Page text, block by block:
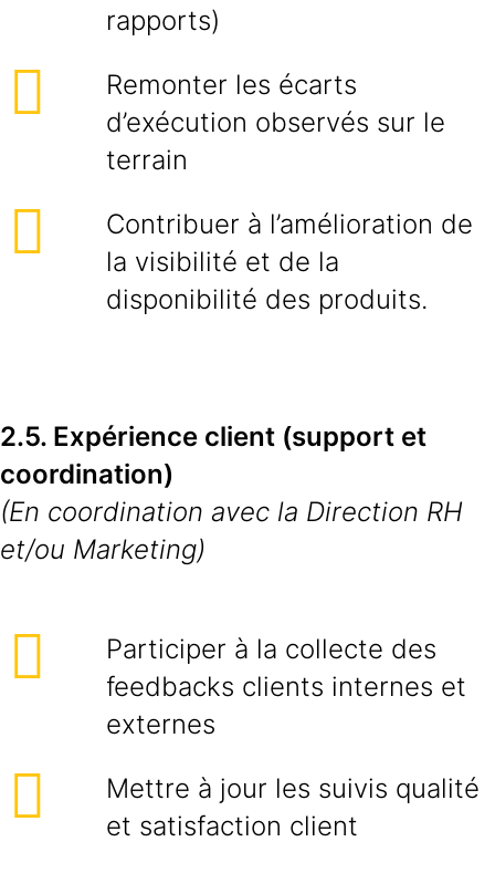
rapports)
Remonter les écarts
d’exécution observés sur le
terrain
Contribuer à l’amélioration de
la visibilité et de la
disponibilité des produits.
2.5. Expérience client (support et
coordination)
(En coordination avec la Direction RH
et/ou Marketing)
Participer à la collecte des
feedbacks clients internes et
externes
Mettre à jour les suivis qualité
et satisfaction client